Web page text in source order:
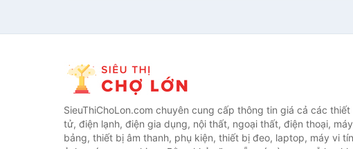
SieuThiChoLon.com chuyên cung cấp thông tin giá cả các thiết
tử, điện lạnh, điện gia dụng, nội thất, ngoại thất, điện thoại,
bảng, thiết bị âm thanh, phụ kiện, thiết bị đeo, laptop, máy vi